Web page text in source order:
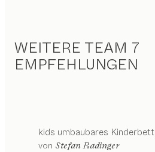
WEITERE TEAM 7
EMPFEHLUNGEN
kids umbaubares Kinderbett
von Stefan Radinger